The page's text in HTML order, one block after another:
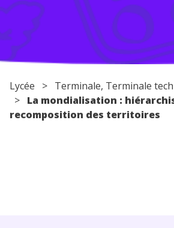
Conseils pour les parents
Lycée > Terminale, Terminale
> La mondialisation :
recomposition des territoires